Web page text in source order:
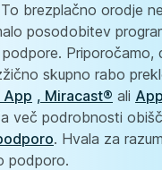
brezplačno orodje
posodobitev
Priporočamo,
skupno rabo
App , Miracast® ali
več podrobnosti
. Hvala za
podporo.